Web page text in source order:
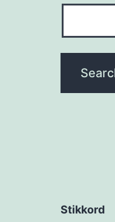
Stikkord